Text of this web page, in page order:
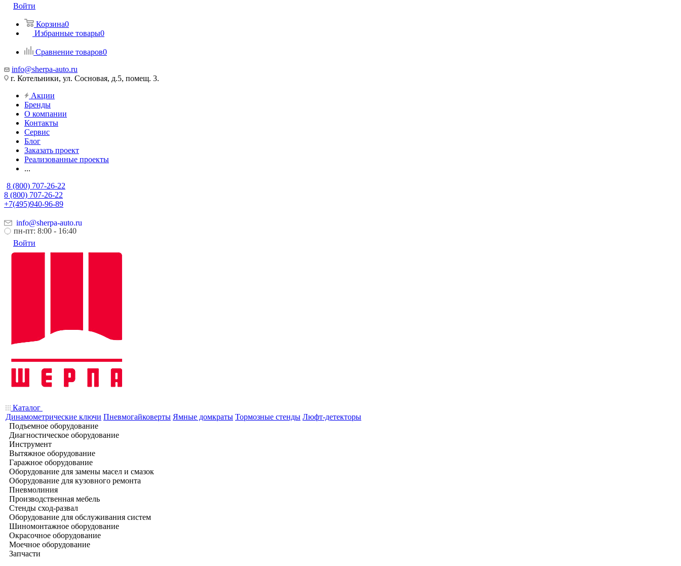
Войти
Корзина0
Избранные товары0
Сравнение товаров0
info@sherpa-auto.ru
г. Котельники, ул. Сосновая, д.5, помещ. 3.
Акции
Бренды
О компании
Контакты
Сервис
Блог
Заказать проект
Реализованные проекты
...
8 (800) 707-26-22
8 (800) 707-26-22
+7(495)940-96-89
info@sherpa-auto.ru
пн-пт: 8:00 - 16:40
Войти
Каталог
Динамометрические ключи Пневмогайковерты Ямные домкраты Тормозные стенды Люфт-детекторы
Подъемное оборудование
Диагностическое оборудование
Инструмент
Вытяжное оборудование
Гаражное оборудование
Оборудование для замены масел и смазок
Оборудование для кузовного ремонта
Пневмолиния
Производственная мебель
Стенды сход-развал
Оборудование для обслуживания систем
Шиномонтажное оборудование
Окрасочное оборудование
Моечное оборудование
Запчасти